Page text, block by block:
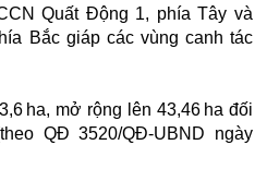
Quất Động 1, phía Tây và
Bắc giáp các vùng canh tác
ha, mở rộng lên 43,46 ha đối
QĐ 3520/QĐ‑UBND ngày